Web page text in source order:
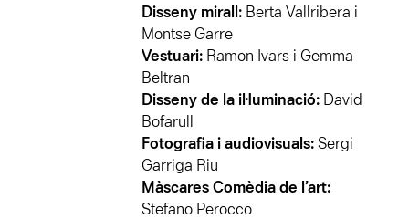
Disseny mirall:Berta Vallribera i
Montse Garre
Vestuari:Ramon Ivars i Gemma
Beltran
Disseny de la il·luminació:David
Bofarull
Fotografia i audiovisuals:Sergi
Garriga Riu
Màscares Comèdia de l’art:
Stefano Perocco